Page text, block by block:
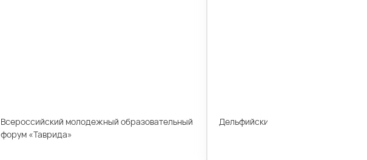
Всероссийский молодежный образовательный
форум «Таврида»
Дельфийские игры